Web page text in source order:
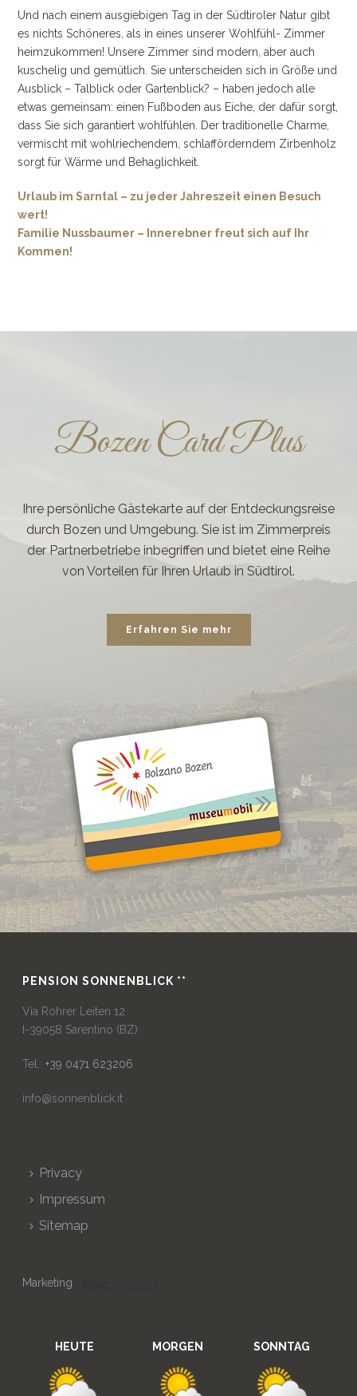
Und nach einem ausgiebigen Tag in der Südtiroler Natur gibt
es nichts Schöneres, als in eines unserer Wohlfühl- Zimmer
heimzukommen! Unsere Zimmer sind modern, aber auch
kuschelig und gemütlich. Sie unterscheiden sich in Größe und
Ausblick – Talblick oder Gartenblick? – haben jedoch alle
etwas gemeinsam: einen Fußboden aus Eiche, der dafür sorgt,
dass Sie sich garantiert wohlfühlen. Der traditionelle Charme,
vermischt mit wohlriechendem, schlafförderndem Zirbenholz
sorgt für Wärme und Behaglichkeit.
Urlaub im Sarntal – zu jeder Jahreszeit einen Besuch
wert!
Familie Nussbaumer – Innerebner freut sich auf Ihr
Kommen!
Bozen Card Plus
Ihre persönliche Gästekarte auf der Entdeckungsreise
durch Bozen und Umgebung. Sie ist im Zimmerpreis
der Partnerbetriebe inbegriffen und bietet eine Reihe
von Vorteilen für Ihren Urlaub in Südtirol.
Erfahren Sie mehr
PENSION SONNENBLICK **
Via Rohrer Leiten 12
I-39058 Sarentino (BZ)
Tel.:+39 0471 623206
info@sonnenblick.it
Privacy
Impressum
Sitemap
Marketing
HEUTE MORGEN SONNTAG